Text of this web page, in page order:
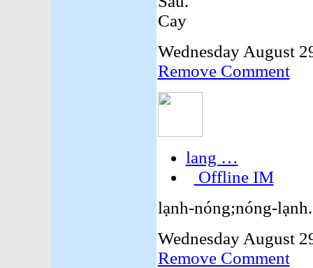
Cay
Wednesday August
Remove Comment
lang …
Offline IM
lạnh-nóng;nóng-
Wednesday August
Remove Comment